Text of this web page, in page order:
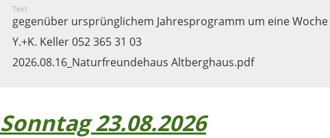
Text
gegenüber ursprünglichem Jahresprogramm um eine
Y.+K. Keller 052 365 31 03
2026.08.16_Naturfreundehaus Altberghaus.pdf
Sonntag 23.08.2026